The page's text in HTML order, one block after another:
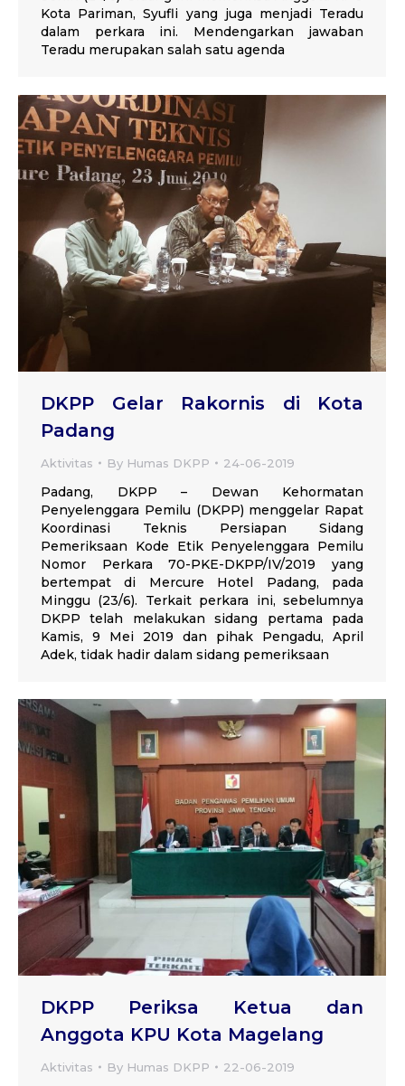
Kota Pariman, Syufli yang juga menjadi Teradu
dalam perkara ini. Mendengarkan jawaban
Teradu merupakan salah satu agenda
DKPP Gelar Rakornis di Kota
Padang
Aktivitas By Humas DKPP 24-06-2019
Padang, DKPP – Dewan Kehormatan
Penyelenggara Pemilu (DKPP) menggelar Rapat
Koordinasi Teknis Persiapan Sidang
Pemeriksaan Kode Etik Penyelenggara Pemilu
Nomor Perkara 70-PKE-DKPP/IV/2019 yang
bertempat di Mercure Hotel Padang, pada
Minggu (23/6). Terkait perkara ini, sebelumnya
DKPP telah melakukan sidang pertama pada
Kamis, 9 Mei 2019 dan pihak Pengadu, April
Adek, tidak hadir dalam sidang pemeriksaan
DKPP Periksa Ketua dan
Anggota KPU Kota Magelang
Aktivitas By Humas DKPP 22-06-2019